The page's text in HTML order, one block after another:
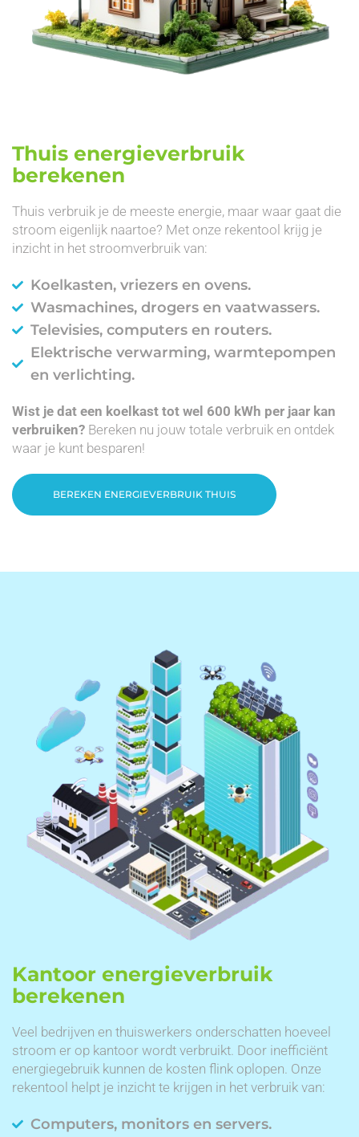
Thuis energieverbruik
berekenen
Thuis verbruik je de meeste energie, maar waar gaat die
stroom eigenlijk naartoe? Met onze rekentool krijg je
inzicht in het stroomverbruik van:
Koelkasten, vriezers en ovens.
Wasmachines, drogers en vaatwassers.
Televisies, computers en routers.
Elektrische verwarming, warmtepompen
en verlichting.
Wist je dat een koelkast tot wel 600 kWh per jaar kan
verbruiken? Bereken nu jouw totale verbruik en ontdek
waar je kunt besparen!
BEREKEN ENERGIEVERBRUIK THUIS
Kantoor energieverbruik
berekenen
Veel bedrijven en thuiswerkers onderschatten hoeveel
stroom er op kantoor wordt verbruikt. Door inefficiënt
energiegebruik kunnen de kosten flink oplopen. Onze
rekentool helpt je inzicht te krijgen in het verbruik van:
Computers, monitors en servers.